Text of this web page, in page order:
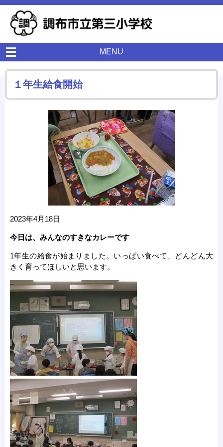
MENU
１年生給食開始
2023年4月18日
今日は、みんなのすきなカレーです
1年生の給食が始まりました。いっぱい食べて、どんどん大
きく育ってほしいと思います。